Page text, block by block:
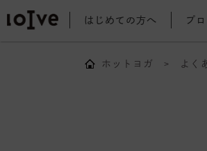
はじめての方へ プ
ホットヨガ よく